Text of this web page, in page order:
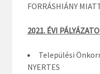
FORRÁSHIÁNY
2021. ÉVI
Települési
NYERTES